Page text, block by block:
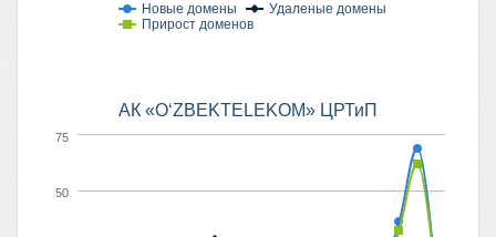
Новые домены
Удаленые домены
Прирост доменов
АК «O‘ZBEKTELEKOM» ЦРТиП
50
75